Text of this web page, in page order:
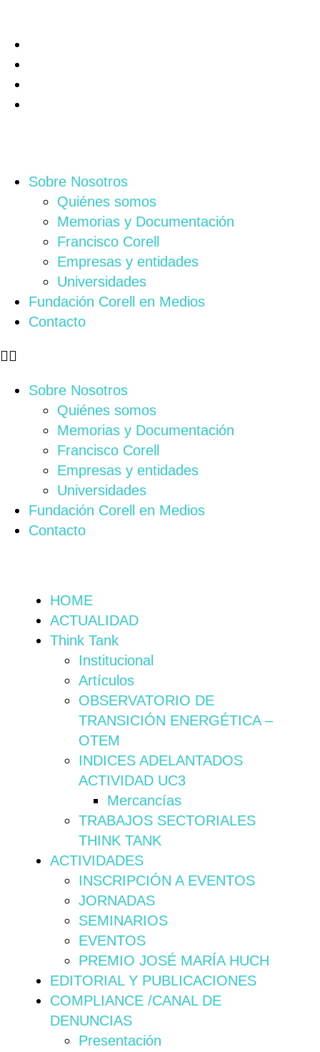
Sobre Nosotros
Quiénes somos
Memorias y Documentación
Francisco Corell
Empresas y entidades
Universidades
Fundación Corell en Medios
Contacto
Sobre Nosotros
Quiénes somos
Memorias y Documentación
Francisco Corell
Empresas y entidades
Universidades
Fundación Corell en Medios
Contacto
HOME
ACTUALIDAD
Think Tank
Institucional
Artículos
OBSERVATORIO DE
TRANSICIÓN ENERGÉTICA –
OTEM
INDICES ADELANTADOS
ACTIVIDAD UC3
Mercancías
TRABAJOS SECTORIALES
THINK TANK
ACTIVIDADES
INSCRIPCIÓN A EVENTOS
JORNADAS
SEMINARIOS
EVENTOS
PREMIO JOSÉ MARÍA HUCH
EDITORIAL Y PUBLICACIONES
COMPLIANCE /CANAL DE
DENUNCIAS
Presentación